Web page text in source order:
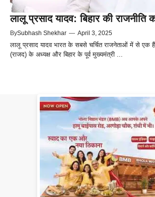
लालू प्रसाद यादव: बिहार की राजनीति
BySubhash Shekhar — April 3, 2025
लालू प्रसाद यादव भारत के सबसे चर्चित राजनेताओं में से एक
(राजद) के अध्यक्ष और बिहार के पूर्व मुख्यमंत्री ...